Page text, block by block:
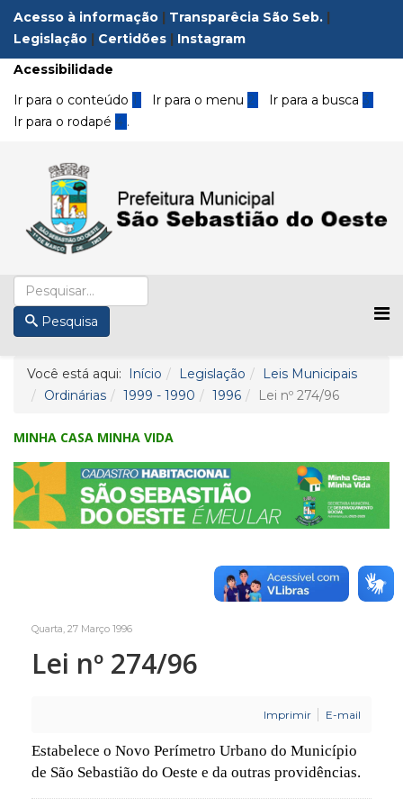
Acesso à informação | Transparêcia São Seb. |
Legislação | Certidões | Instagram
Acessibilidade
Ir para o conteúdo 1 Ir para o menu 2 Ir para a busca3
Ir para o rodapé 4 .
Pesquisa
Você está aqui: Início Legislação
Leis Municipais
Ordinárias
1999 - 1990 1996 Lei nº 274/96
MINHA CASA MINHA VIDA
Quarta, 27 Março 1996
Lei nº 274/96
Imprimir E-mail
Estabelece o Novo Perímetro Urbano do Município
de São Sebastião do Oeste e da outras providências.